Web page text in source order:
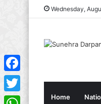
Wednesday,
Home
Facebook
Twitter